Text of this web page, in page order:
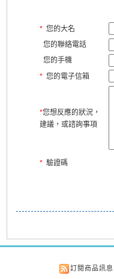
*您的大名
您的聯絡電話
您的手機
*您的電子信箱
*您想反應的狀況，
建議，或諮詢事項
*驗證碼
訂閱商品訊息